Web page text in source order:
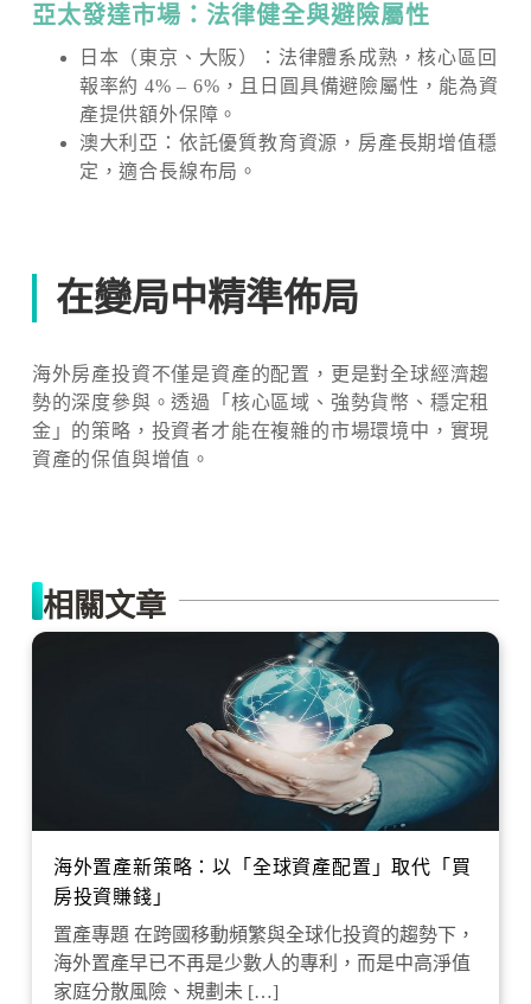
亞太發達市場：法律健全與避險屬性
日本（東京、大阪）：法律體系成熟，核心區回
報率約 4% – 6%，且日圓具備避險屬性，能為資
產提供額外保障。
澳大利亞：依託優質教育資源，房產長期增值穩
定，適合長線布局。
在變局中精準佈局
海外房產投資不僅是資產的配置，更是對全球經濟趨
勢的深度參與。透過「核心區域、強勢貨幣、穩定租
金」的策略，投資者才能在複雜的市場環境中，實現
資產的保值與增值。
相關文章
海外置產新策略：以「全球資產配置」取代「買
房投資賺錢」
置產專題 在跨國移動頻繁與全球化投資的趨勢下，
海外置產早已不再是少數人的專利，而是中高淨值
家庭分散風險、規劃未 […]